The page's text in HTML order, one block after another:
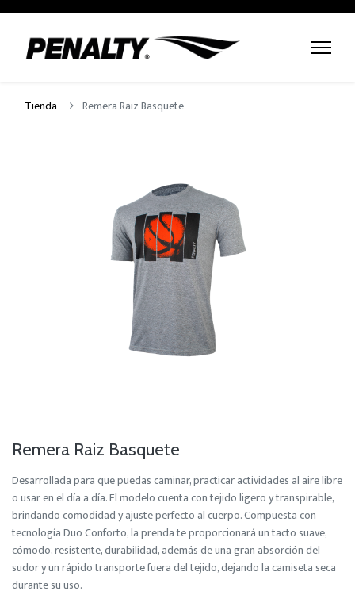
Tienda Remera Raiz Basquete
Remera Raiz Basquete
Desarrollada para que puedas caminar, practicar actividades al aire libre
o usar en el día a día. El modelo cuenta con tejido ligero y transpirable,
brindando comodidad y ajuste perfecto al cuerpo. Compuesta con
tecnología Duo Conforto, la prenda te proporcionará un tacto suave,
cómodo, resistente, durabilidad, además de una gran absorción del
sudor y un rápido transporte fuera del tejido, dejando la camiseta seca
durante su uso.